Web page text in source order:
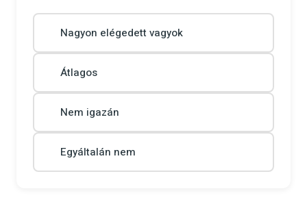
Nagyon elégedett vagyok
Átlagos
Nem igazán
Egyáltalán nem